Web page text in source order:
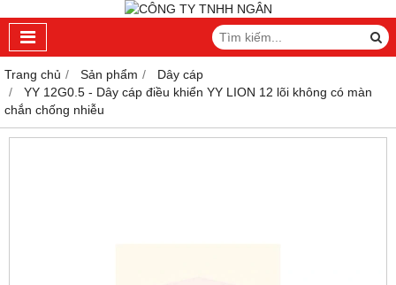
Trang chủ Sản phẩm
Dây cáp
YY 12G0.5 - Dây cáp điều khiển YY LION 12 lõi không có màn
chắn chống nhiễu